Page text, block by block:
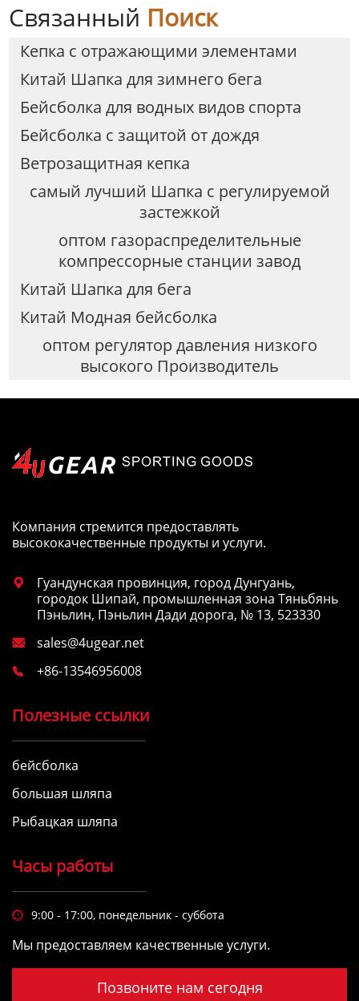
Связанный Поиск
Кепка с отражающими элементами
Китай Шапка для зимнего бега
Бейсболка для водных видов спорта
Бейсболка с защитой от дождя
Ветрозащитная кепка
самый лучший Шапка с регулируемой
застежкой
оптом газораспределительные
компрессорные станции завод
Китай Шапка для бега
Китай Модная бейсболка
оптом регулятор давления низкого
высокого Производитель
Компания стремится предоставлять
высококачественные продукты и услуги.

Гуандунская провинция, город Дунгуань,
городок Шипай, промышленная зона Тяньбянь
Пэньлин, Пэньлин Дади дорога, № 13, 523330
 sales@4ugear.net
 +86-13546956008
Полезные ссылки
бейсболка
большая шляпа
Рыбацкая шляпа
Часы работы
 9:00 - 17:00, понедельник - суббота
Мы предоставляем качественные услуги.
Позвоните нам сегодня